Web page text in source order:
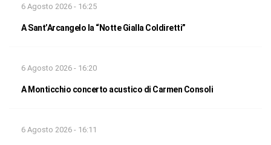
6 Agosto 2026 - 16:25
A Sant’Arcangelo la “Notte Gialla Coldiretti”
6 Agosto 2026 - 16:20
A Monticchio concerto acustico di Carmen Consoli
6 Agosto 2026 - 16:11